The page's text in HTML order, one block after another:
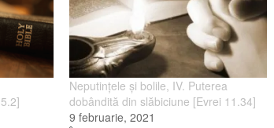
Neputinţele şi bolile, IV. Puterea
dobândită din slăbiciune [Evrei 11.34]
9 februarie, 2021